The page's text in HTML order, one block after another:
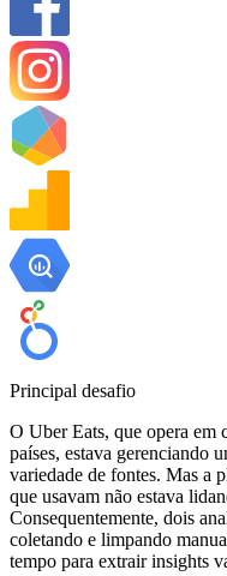
Principal desafio
O Uber Eats, que opera em
países, estava gerenciando
variedade de fontes. Mas a
que usavam não estava
Consequentemente, dois
coletando e limpando
tempo para extrair insights